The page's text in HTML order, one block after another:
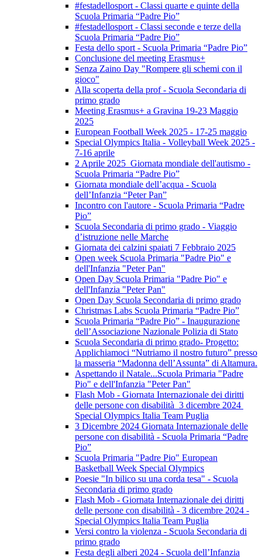
#festadellosport - Classi quarte e quinte della
Scuola Primaria “Padre Pio”
#festadellosport - Classi seconde e terze della
Scuola Primaria “Padre Pio”
Festa dello sport - Scuola Primaria “Padre Pio”
Conclusione del meeting Erasmus+
Senza Zaino Day "Rompere gli schemi con il
gioco"
Alla scoperta della prof - Scuola Secondaria di
primo grado
Meeting Erasmus+ a Gravina 19-23 Maggio
2025
European Football Week 2025 - 17-25 maggio
Special Olympics Italia - Volleyball Week 2025 -
7-16 aprile
2 Aprile 2025 Giornata mondiale dell'autismo -
Scuola Primaria “Padre Pio”
Giornata mondiale dell’acqua - Scuola
dell’Infanzia “Peter Pan”
Incontro con l'autore - Scuola Primaria “Padre
Pio”
Scuola Secondaria di primo grado - Viaggio
d’istruzione nelle Marche
Giornata dei calzini spaiati 7 Febbraio 2025
Open week Scuola Primaria "Padre Pio" e
dell'Infanzia "Peter Pan"
Open Day Scuola Primaria "Padre Pio" e
dell'Infanzia "Peter Pan"
Open Day Scuola Secondaria di primo grado
Christmas Labs Scuola Primaria “Padre Pio”
Scuola Primaria “Padre Pio” - Inaugurazione
dell’Associazione Nazionale Polizia di Stato
Scuola Secondaria di primo grado- Progetto:
Applichiamoci “Nutriamo il nostro futuro” presso
la masseria “Madonna dell’Assunta” di Altamura.
Aspettando il Natale...Scuola Primaria "Padre
Pio" e dell'Infanzia "Peter Pan"
Flash Mob - Giornata Internazionale dei diritti
delle persone con disabilità 3 dicembre 2024
Special Olympics Italia Team Puglia
3 Dicembre 2024 Giornata Internazionale delle
persone con disabilità - Scuola Primaria “Padre
Pio”
Scuola Primaria "Padre Pio" European
Basketball Week Special Olympics
Poesie "In bilico su una corda tesa" - Scuola
Secondaria di primo grado
Flash Mob - Giornata Internazionale dei diritti
delle persone con disabilità - 3 dicembre 2024 -
Special Olympics Italia Team Puglia
Versi contro la violenza - Scuola Secondaria di
primo grado
Festa degli alberi 2024 - Scuola dell’Infanzia